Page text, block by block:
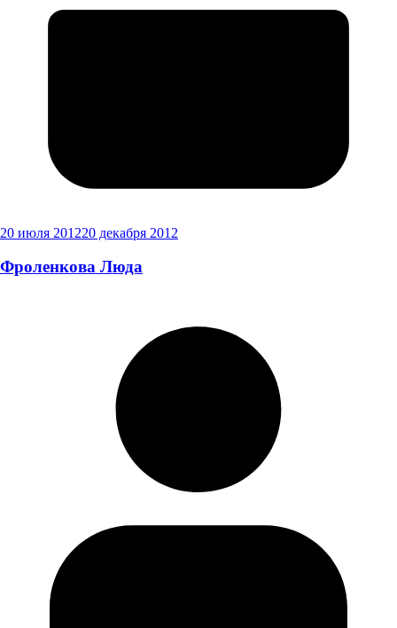
20 июля 201220 декабря 2012
Фроленкова Люда